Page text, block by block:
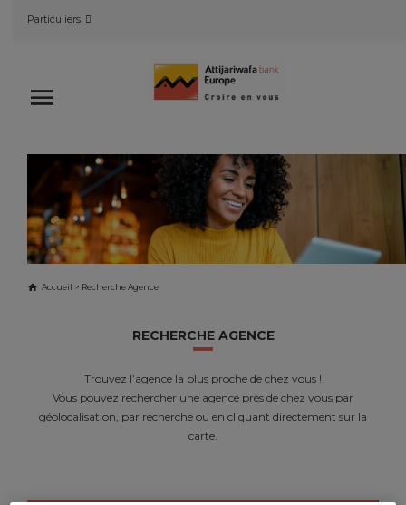
Particuliers
Attijariwafa bank Europe
Accueil > Recherche Agence
RECHERCHE AGENCE
Trouvez l’agence la plus proche de chez vous !
Vous pouvez rechercher une agence près de chez vous par
géolocalisation, par recherche ou en cliquant directement sur la
carte.